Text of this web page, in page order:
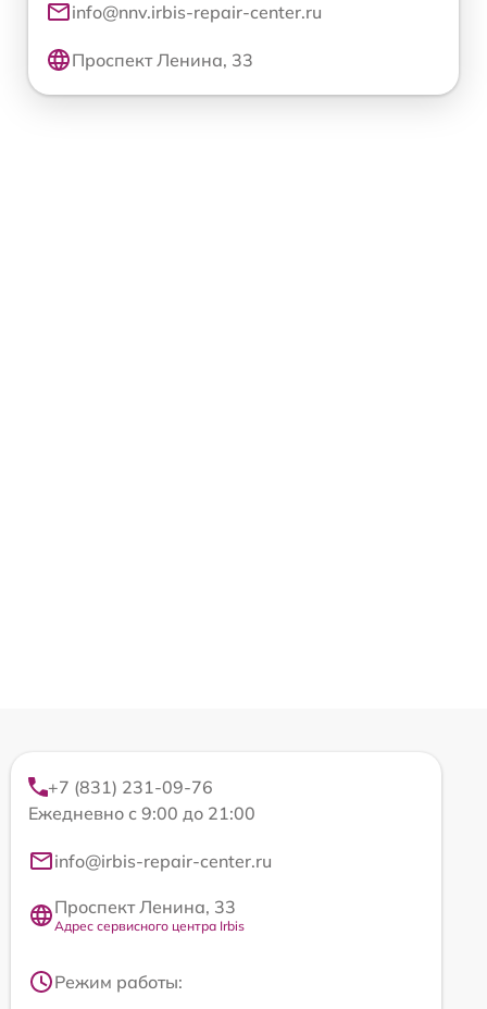
info@nnv.irbis-repair-center.ru
Проспект Ленина, 33
+7 (831) 231-09-76
Ежедневно с 9:00 до 21:00
info@irbis-repair-center.ru
Проспект Ленина, 33
Адрес сервисного центра Irbis
Режим работы: